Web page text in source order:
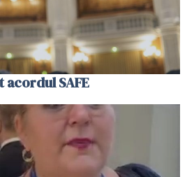
acordul SAFE